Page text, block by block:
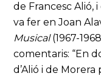
de Francesc Alió,
va fer en Joan
Musical(1967-
comentaris: “En
d’Alió i de